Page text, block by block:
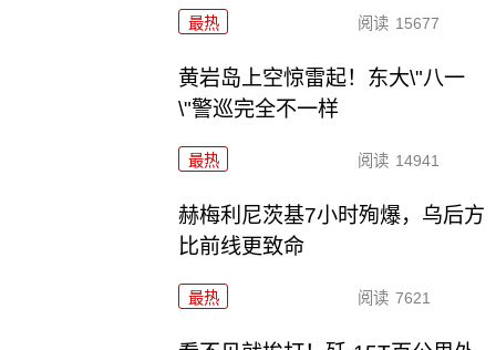
最热 阅读 15677
黄岩岛上空惊雷起！东大\"八一
\"警巡完全不一样
最热 阅读 14941
赫梅利尼茨基7小时殉爆，乌后方
比前线更致命
最热 阅读 7621